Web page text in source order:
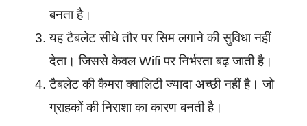
बनता है।
यह टैबलेट सीधे तौर पर सिम लगाने की सुविधा नहीं
देता। जिससे केवल Wifi पर निर्भरता बढ़ जाती है।
टैबलेट की कैमरा क्वालिटी ज्यादा अच्छी नहीं है। जो
ग्राहकों की निराशा का कारण बनती है।